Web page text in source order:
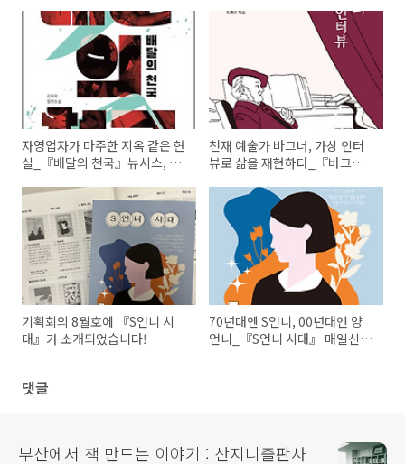
자영업자가 마주한 지옥 같은 현
실_『배달의 천국』뉴시스, 한
겨레21, 기획회의 591호 언론
소개
천재 예술가 바그너, 가상 인터
뷰로 삶을 재현하다_『바그너
계일보, 국제신문 언론 소개
기획회의 8월호에 『S언니 시
대』가 소개되었습니다!
70년대엔 S언니, 00년대엔 양
언니_『S언니 시대』 매일신문
댓글
부산에서 책 만드는 이야기 : 산지니출판사